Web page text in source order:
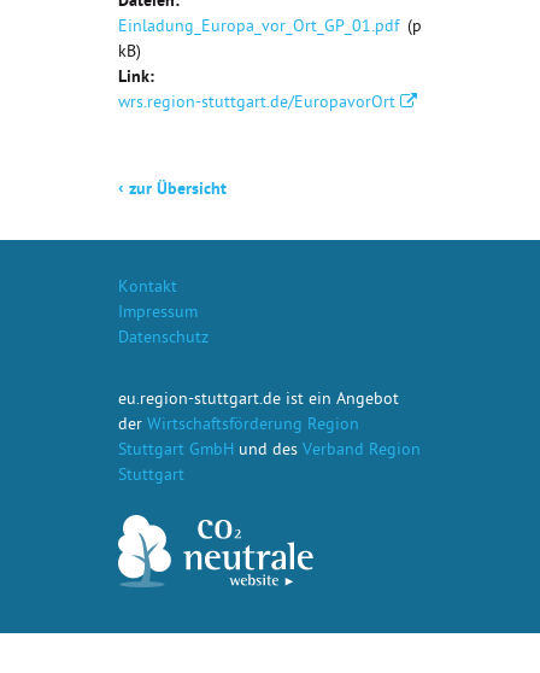
Einladung_Europa_vor_Ort_GP_01.pdf (pdf, 290
kB)
Link:
wrs.region-stuttgart.de/EuropavorOrt
‹ zur Übersicht
Kontakt
Impressum
Datenschutz
eu.region-stuttgart.de ist ein Angebot
der Wirtschaftsförderung Region
Stuttgart GmbH und des Verband Region
Stuttgart